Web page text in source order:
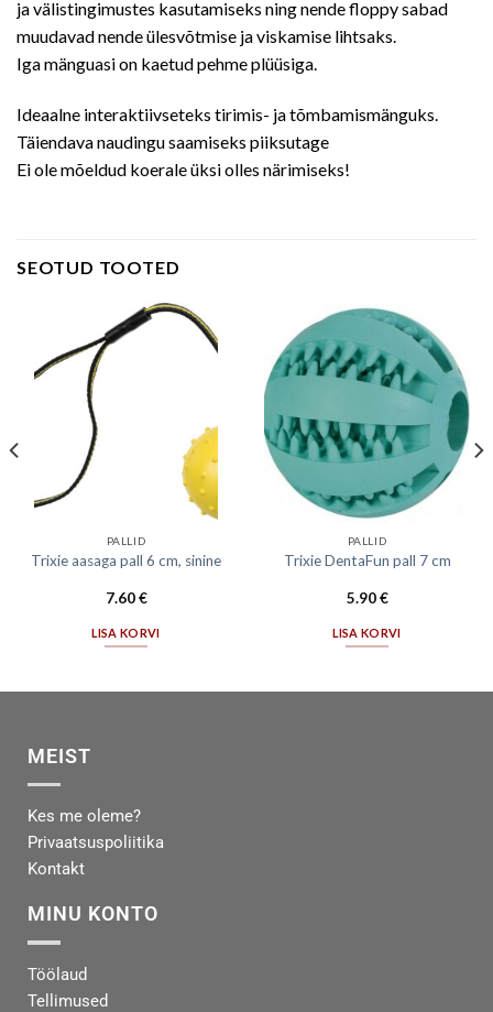
ja välistingimustes kasutamiseks ning nende floppy sabad
muudavad nende ülesvõtmise ja viskamise lihtsaks.
Iga mänguasi on kaetud pehme plüüsiga.
Ideaalne interaktiivseteks tirimis- ja tõmbamismänguks.
Täiendava naudingu saamiseks piiksutage
Ei ole mõeldud koerale üksi olles närimiseks!
SEOTUD TOOTED
PALLID
Trixie aasaga pall 6 cm, sinine
7.60€
LISA KORVI
PALLID
Trixie DentaFun pall 7 cm
5.90€
LISA KORVI
MEIST
Kes me oleme?
Privaatsuspoliitika
Kontakt
MINU KONTO
Töölaud
Tellimused